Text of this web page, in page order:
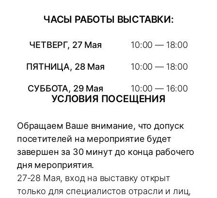
ЧАСЫ РАБОТЫ ВЫСТАВКИ:
ЧЕТВЕРГ, 27 Мая 10:00 — 18:00
ПЯТНИЦА, 28 Мая 10:00 — 18:00
СУББОТА, 29 Мая 10:00 — 16:00
УСЛОВИЯ ПОСЕЩЕНИЯ
Обращаем Ваше внимание, что допуск
посетителей на мероприятие будет
завершен за 30 минут до конца рабочего
дня мероприятия.
27-28 Мая, вход на выставку открыт
только для специалистов отрасли и лиц,